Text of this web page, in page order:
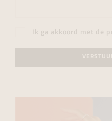
Ik ga akkoord met de